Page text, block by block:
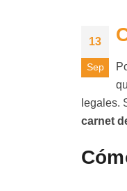
13
Sep
legales.
carnet